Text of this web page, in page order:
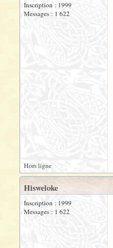
Inscription : 1999
Messages : 1 622
Hors ligne
Hisweloke
Inscription : 1999
Messages : 1 622